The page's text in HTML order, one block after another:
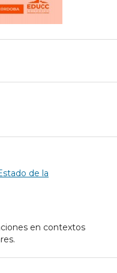
de la
en contextos